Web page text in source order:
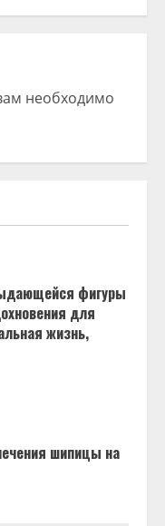
необходимо
фигуры
для
жизнь,
шипицы на